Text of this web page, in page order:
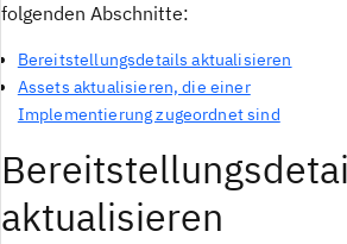
folgenden Abschnitte:
Bereitstellungsdetails aktualisieren
Assets aktualisieren, die einer
Implementierung zugeordnet sind
aktualisieren